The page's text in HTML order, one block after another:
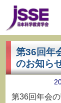
第36回年
のお知ら
第36回年会